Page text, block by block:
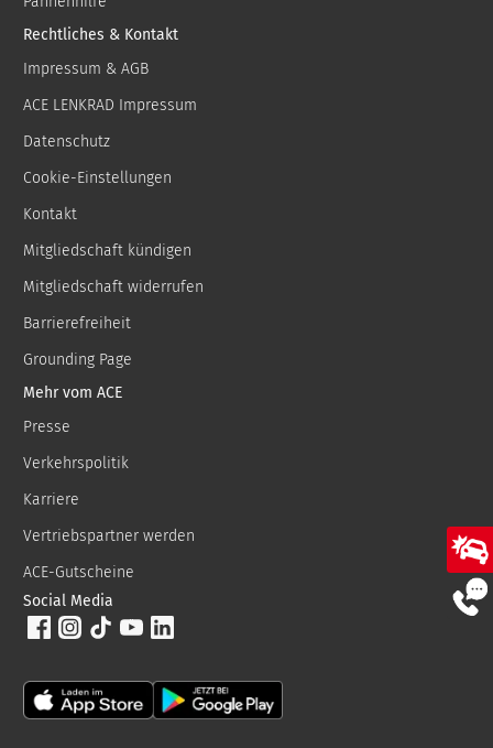
Rechtliches & Kontakt
Impressum & AGB
ACE LENKRAD Impressum
Datenschutz
Cookie-Einstellungen
Kontakt
Mitgliedschaft kündigen
Mitgliedschaft widerrufen
Barrierefreiheit
Grounding Page
Mehr vom ACE
Presse
Verkehrspolitik
Karriere
Vertriebspartner werden
ACE-Gutscheine
Social Media